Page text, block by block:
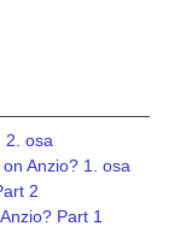
2. osa
Anzio? 1. osa
2
Part 1